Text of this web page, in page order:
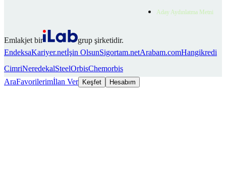
Aday Aydınlatma Metni
Emlakjet bir
grup şirketidir.
EndeksaKariyer.netİşin OlsunSigortam.netArabam.comHangikredi
CimriNeredekalSteelOrbisChemorbis
AraFavorilerimİlan Ver Keşfet Hesabım